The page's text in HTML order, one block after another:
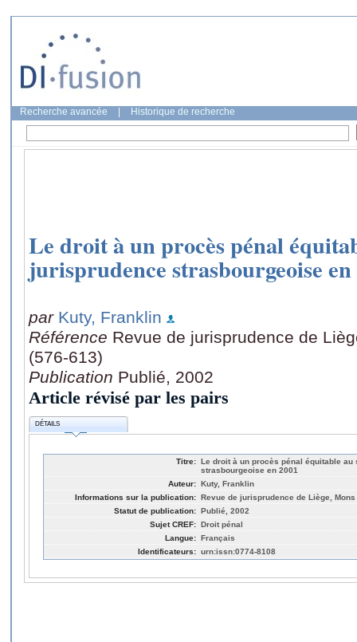
Recherche avancée Historique de recherche
Le droit à un procès pénal
jurisprudence strasbourgeoise en
par Kuty, Franklin
Référence Revue de jurisprudence de
(576-613)
Publication Publié, 2002
Article révisé par les pairs
DÉTAILS
Titre: Le droit à un procès pénal équitable
strasbourgeoise en 2001
Auteur: Kuty, Franklin
Informations sur la publication: Revue de jurisprudence de Liège,
Statut de publication: Publié, 2002
Sujet CREF: Droit pénal
Langue: Français
Identificateurs: urn:issn:0774-8108